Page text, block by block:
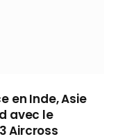
en Inde, Asie
avec le
Aircross